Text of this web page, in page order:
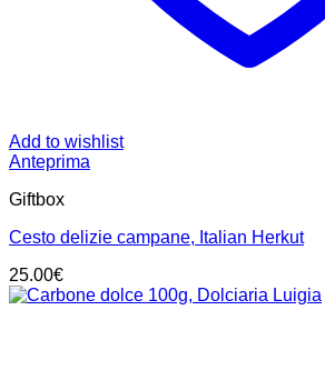
Add to wishlist
Anteprima
Giftbox
Cesto delizie campane, Italian Herkut
25.00€